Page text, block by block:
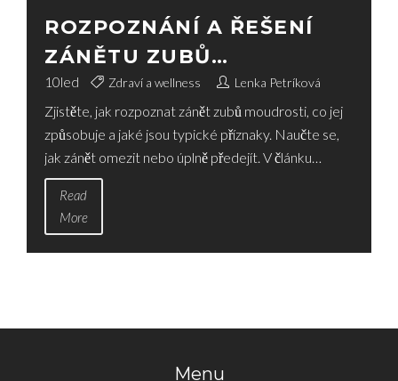
ROZPOZNÁNÍ A ŘEŠENÍ
ZÁNĚTU ZUBŮ
MOUDROSTI: UŽITEČNÉ
RADY A INFORMACE
10led Zdraví a wellness Lenka Petríková
Zjistěte, jak rozpoznat zánět zubů moudrosti, co jej
způsobuje a jaké jsou typické příznaky. Naučte se,
jak zánět omezit nebo úplně předejít. V článku
najdete také užitečné rady na to, co dělat v akutní
situaci, a jak se starat o zuby moudrosti, aby vám
sloužily co nejlépe. Čeká na vás také řada
zajímavostí a tipů, včetně příběhu ze života, který
Read
More
Menu